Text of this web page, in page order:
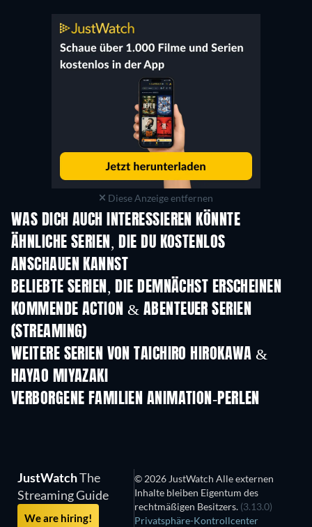
Diese Anzeige entfernen
WAS DICH AUCH INTERESSIEREN KÖNNTE
Serie Serie
ÄHNLICHE SERIEN, DIE DU KOSTENLOS
ANSCHAUEN KANNST
Serie
BELIEBTE SERIEN, DIE DEMNÄCHST ERSCHEINEN
Serie Serie
KOMMENDE ACTION & ABENTEUER SERIEN
(STREAMING)Staffel 2
WEITERE SERIEN VON TAICHIRO HIROKAWA &
HAYAO MIYAZAKI
Serie
VERBORGENE FAMILIEN ANIMATION-PERLEN
JustWatchThe
Streaming Guide
We are hiring!
© 2026 JustWatch Alle externen
Inhalte bleiben Eigentum des
rechtmäßigen Besitzers. (3.13.0)
Privatsphäre-Kontrollcenter